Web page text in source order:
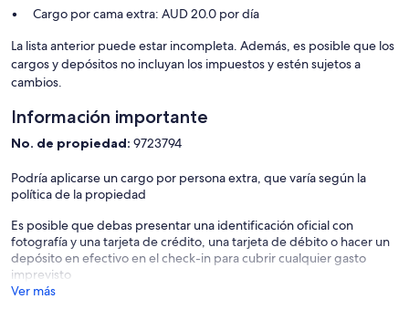
Cargo por cama extra: AUD 20.0 por día
La lista anterior puede estar incompleta. Además, es posible que los
cargos y depósitos no incluyan los impuestos y estén sujetos a
cambios.
Información importante
No. de propiedad: 9723794
Podría aplicarse un cargo por persona extra, que varía según la
política de la propiedad
Es posible que debas presentar una identificación oficial con
fotografía y una tarjeta de crédito, una tarjeta de débito o hacer un
depósito en efectivo en el check-in para cubrir cualquier gasto
imprevisto
Ver más